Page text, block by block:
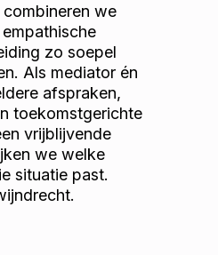
we
zo soepel
Als mediator én
afspraken,
toekomstgerichte
vrijblijvende
we welke
situatie past.